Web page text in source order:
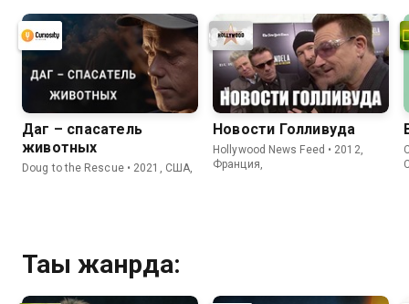
Даг – спасатель
животных
Doug to the Rescue • 2021, США,
Новости Голливуда
Hollywood News Feed • 2012,
Франция,
Тағы жанрда: